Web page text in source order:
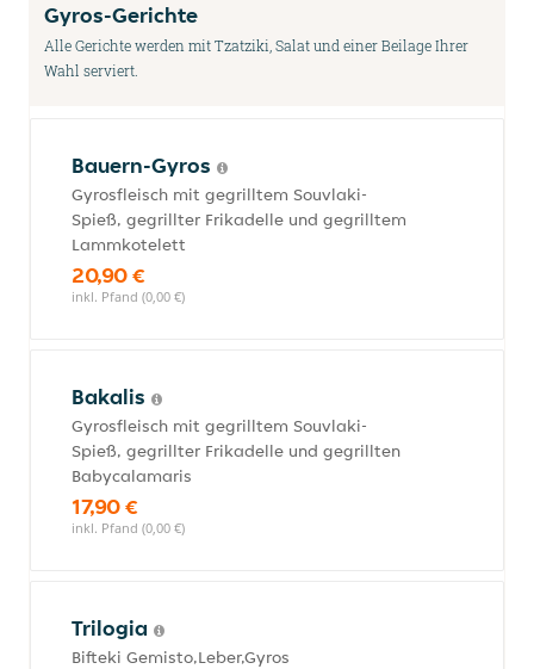
Gyros-Gerichte
Alle Gerichte werden mit Tzatziki, Salat und einer Beilage Ihrer
Wahl serviert.
Bauern-Gyros
Gyrosfleisch mit gegrilltem Souvlaki-
Spieß, gegrillter Frikadelle und gegrilltem
Lammkotelett
20,90 €
inkl. Pfand (0,00 €)
Bakalis
Gyrosfleisch mit gegrilltem Souvlaki-
Spieß, gegrillter Frikadelle und gegrillten
Babycalamaris
17,90 €
inkl. Pfand (0,00 €)
Trilogia
Bifteki Gemisto,Leber,Gyros